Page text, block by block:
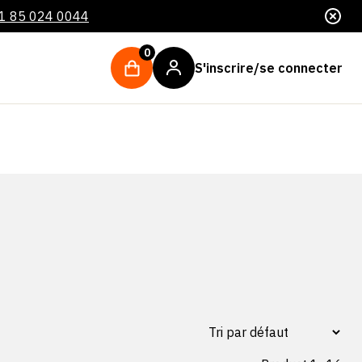
85 024 0044
0
S'inscrire/se connecter